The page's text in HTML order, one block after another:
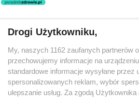
Drogi Użytkowniku,
My, naszych 1162 zaufanych partnerów
przechowujemy informacje na
standardowe informacje wysyłane
spersonalizowanych reklam, wybór
ulepszanie usług. Za zgodą